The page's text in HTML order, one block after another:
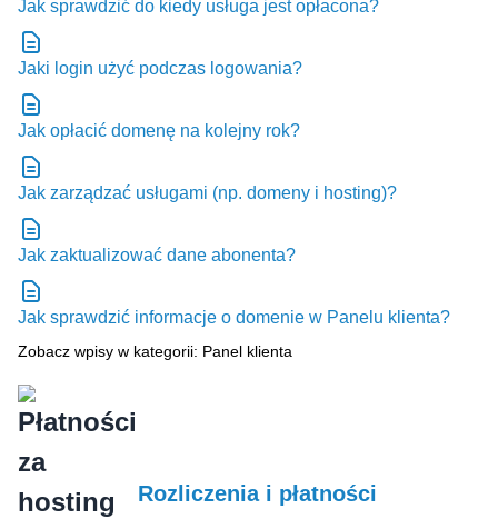
Jak sprawdzić do kiedy usługa jest opłacona?
Jaki login użyć podczas logowania?
Jak opłacić domenę na kolejny rok?
Jak zarządzać usługami (np. domeny i hosting)?
Jak zaktualizować dane abonenta?
Jak sprawdzić informacje o domenie w Panelu klienta?
Zobacz wpisy w kategorii: Panel klienta
Rozliczenia i płatności